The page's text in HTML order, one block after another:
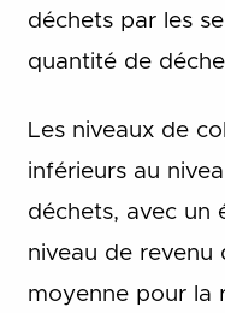
déchets par les
quantité de
Les niveaux de
inférieurs au
déchets, avec un
niveau de revenu
moyenne pour la